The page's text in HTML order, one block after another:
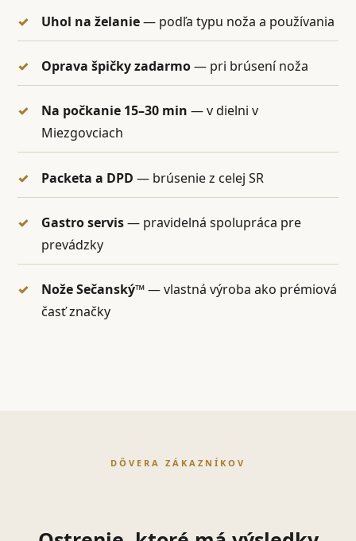
Uhol na želanie— podľa typu noža a používania
Oprava špičky zadarmo— pri brúsení noža
Na počkanie 15–30 min — v dielni v
Miezgovciach
Packeta a DPD — brúsenie z celej SR
Gastro servis— pravidelná spolupráca pre
prevádzky
Nože Sečanský™— vlastná výroba ako prémiová
časť značky
DÔVERA ZÁKAZNÍKOV